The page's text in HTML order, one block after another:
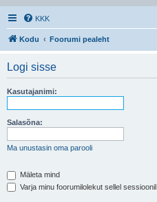
KKK
Kodu Foorumi pealeht
Logi sisse
Kasutajanimi:
Salasõna:
Ma unustasin oma parooli
Mäleta mind
Varja minu foorumilolekut sellel sessioonil